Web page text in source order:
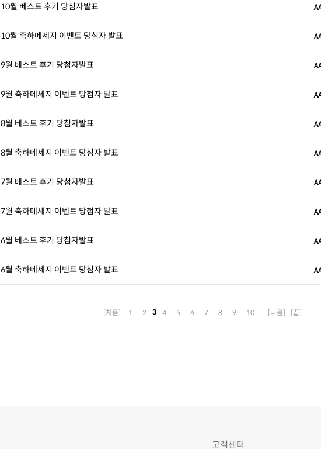
10월 베스트 후기 당첨자발표
10월 축하메세지 이벤트 당첨자 발표
9월 베스트 후기 당첨자발표
9월 축하메세지 이벤트 당첨자 발표
8월 베스트 후기 당첨자발표
8월 축하메세지 이벤트 당첨자 발표
7월 베스트 후기 당첨자발표
7월 축하메세지 이벤트 당첨자 발표
6월 베스트 후기 당첨자발표
6월 축하메세지 이벤트 당첨자 발표
[처음] 1 2 3 4 5 6 7 8 9 10 [다음] [끝]
고객센터